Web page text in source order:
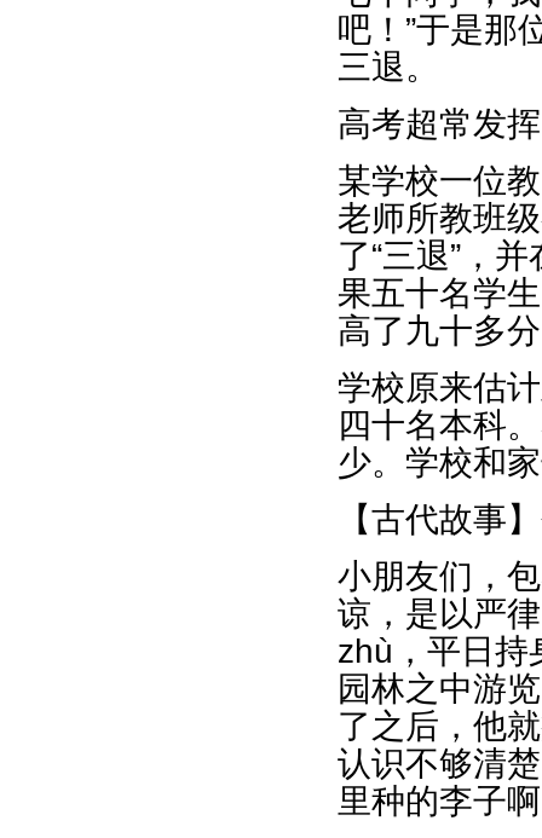
吧！”于是那
三退。
高考超常发挥
某学校一位
老师所教班
了“三退”，
果五十名学
高了九十多
学校原来估
四十名本科
少。学校和
【古代故事
小朋友们，
谅，是以严
zhù，平日持
园林之中游
了之后，他
认识不够清
里种的李子